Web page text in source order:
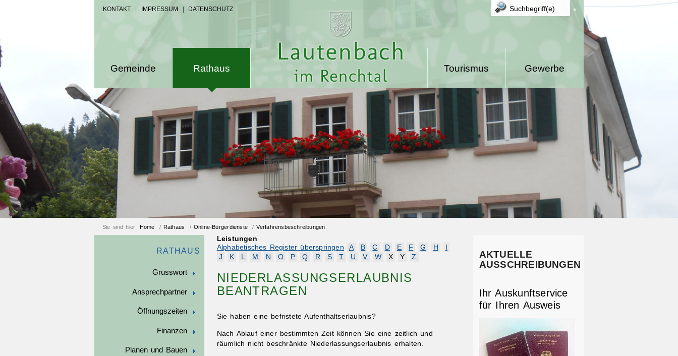
KONTAKT IMPRESSUM DATENSCHUTZ
Gemeinde Rathaus Gewerbe
Tourismus
Sie sind hier: Home / Rathaus / Online-Bürgerdienste /Verfahrensbeschreibungen
RATHAUS
Grusswort
Ansprechpartner
Öffnungszeiten
Finanzen
Planen und Bauen
Leistungen
Alphabetisches Register überspringen
A B C D E F G H
J
K L M N O P Q R S T U V W X Y Z
NIEDERLASSUNGSERLAUBNIS
BEANTRAGEN
Sie haben eine befristete Aufenthaltserlaubnis?
Nach Ablauf einer bestimmten Zeit können Sie eine zeitlich und
räumlich nicht beschränkte Niederlassungserlaubnis erhalten.
AKTUELLE
AUSSCHREIBUNGEN
Ihr Auskunftservice
für Ihren Ausweis